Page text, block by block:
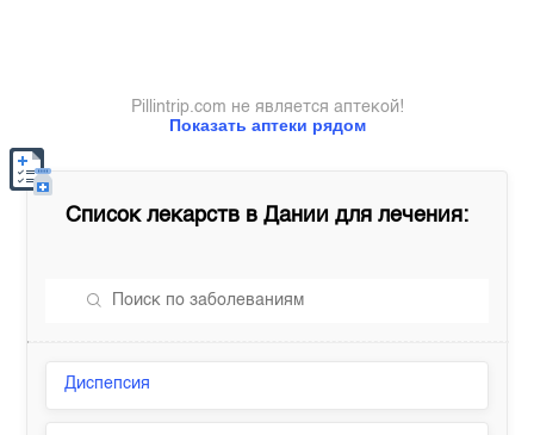
Показать аптеки рядом
Pillintrip.com не является аптекой!
Список лекарств в Дании для лечения:
Диспепсия